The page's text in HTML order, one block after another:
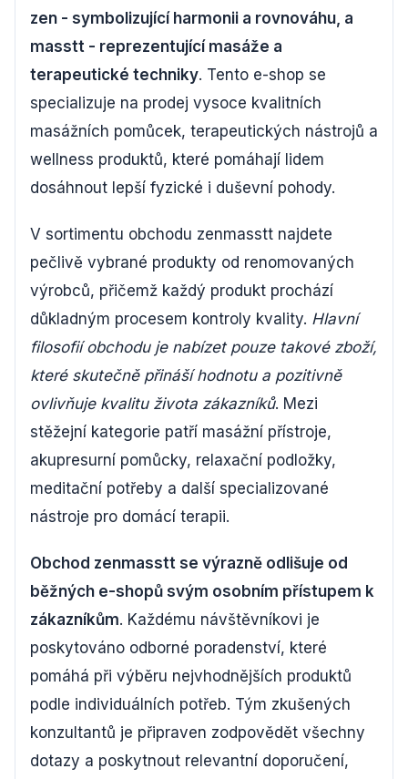
zen - symbolizující harmonii a rovnováhu, a
masstt - reprezentující masáže a
terapeutické techniky. Tento e-shop se
specializuje na prodej vysoce kvalitních
masážních pomůcek, terapeutických nástrojů a
wellness produktů, které pomáhají lidem
dosáhnout lepší fyzické i duševní pohody.
V sortimentu obchodu zenmasstt najdete
pečlivě vybrané produkty od renomovaných
výrobců, přičemž každý produkt prochází
důkladným procesem kontroly kvality. Hlavní
filosofií obchodu je nabízet pouze takové zboží,
které skutečně přináší hodnotu a pozitivně
ovlivňuje kvalitu života zákazníků. Mezi
stěžejní kategorie patří masážní přístroje,
akupresurní pomůcky, relaxační podložky,
meditační potřeby a další specializované
nástroje pro domácí terapii.
Obchod zenmasstt se výrazně odlišuje od
běžných e-shopů svým osobním přístupem k
zákazníkům. Každému návštěvníkovi je
poskytováno odborné poradenství, které
pomáhá při výběru nejvhodnějších produktů
podle individuálních potřeb. Tým zkušených
konzultantů je připraven zodpovědět všechny
dotazy a poskytnout relevantní doporučení,